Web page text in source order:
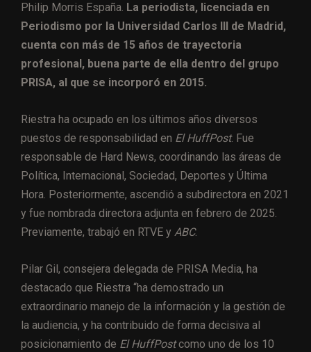
Philip Morris España. La periodista, licenciada en
Periodismo por la Universidad Carlos III de Madrid,
cuenta con más de 15 años de trayectoria
profesional, buena parte de ella dentro del grupo
PRISA, al que se incorporó en 2015.
Riestra ha ocupado en los últimos años diversos
puestos de responsabilidad en El HuffPost. Fue
responsable de Hard News, coordinando las áreas de
Política, Internacional, Sociedad, Deportes y Última
Hora. Posteriormente, ascendió a subdirectora en 2021
y fue nombrada directora adjunta en febrero de 2025.
Previamente, trabajó en RTVE y ABC.
Pilar Gil, consejera delegada de PRISA Media, ha
destacado que Riestra “ha demostrado un
extraordinario manejo de la información y la gestión de
la audiencia, y ha contribuido de forma decisiva al
posicionamiento de El HuffPostcomo uno de los 10